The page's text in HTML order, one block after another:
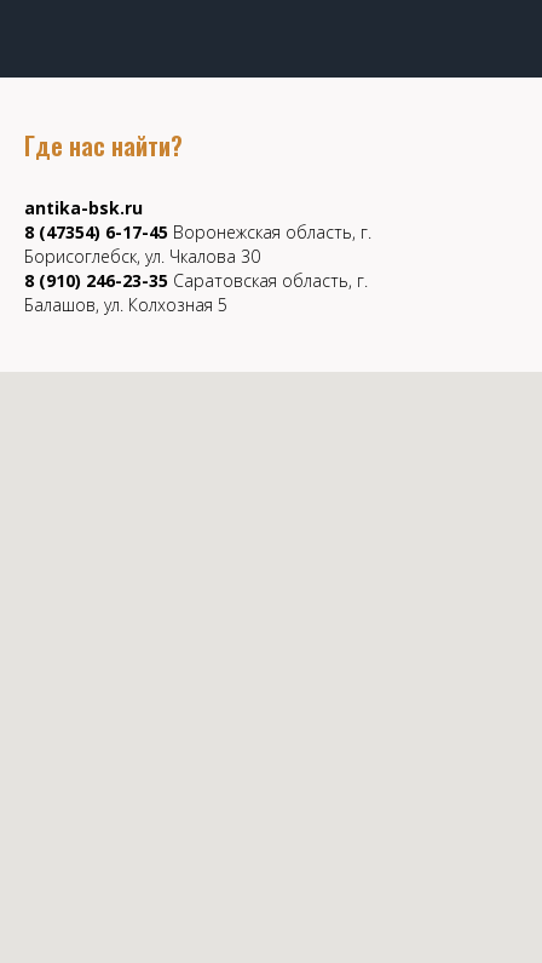
Где нас найти?
antika-bsk.ru
8 (47354) 6-17-45 Воронежская область, г.
Борисоглебск, ул. Чкалова 30
8 (910) 246-23-35 Саратовская область, г.
Балашов, ул. Колхозная 5